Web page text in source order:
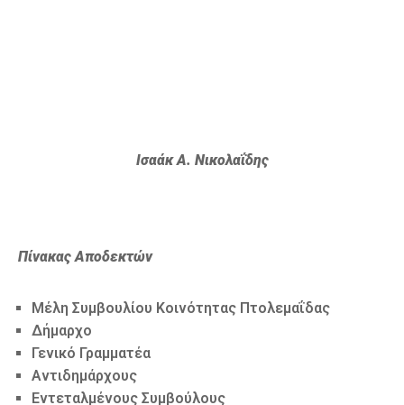
Ισαάκ Α. Νικολαΐδης
Πίνακας Αποδεκτών
Μέλη Συμβουλίου Κοινότητας Πτολεμαΐδας
Δήμαρχο
Γενικό Γραμματέα
Αντιδημάρχους
Εντεταλμένους Συμβούλους